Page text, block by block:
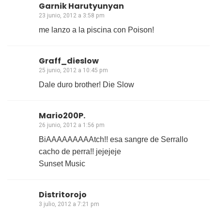
Garnik Harutyunyan
23 junio, 2012 a 3:58 pm
me lanzo a la piscina con Poison!
Graff_dieslow
25 junio, 2012 a 10:45 pm
Dale duro brother! Die Slow
Mario200P.
26 junio, 2012 a 1:56 pm
BiAAAAAAAAAtch!! esa sangre de Serrallo
cacho de perra!! jejejeje
Sunset Music
Distritorojo
3 julio, 2012 a 7:21 pm